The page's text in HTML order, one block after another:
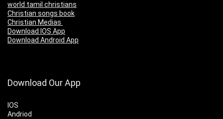
world tamil christians
Christian songs book
Christian Medias
Download IOS App
Download Android App
Download Our App
IOS
Andriod